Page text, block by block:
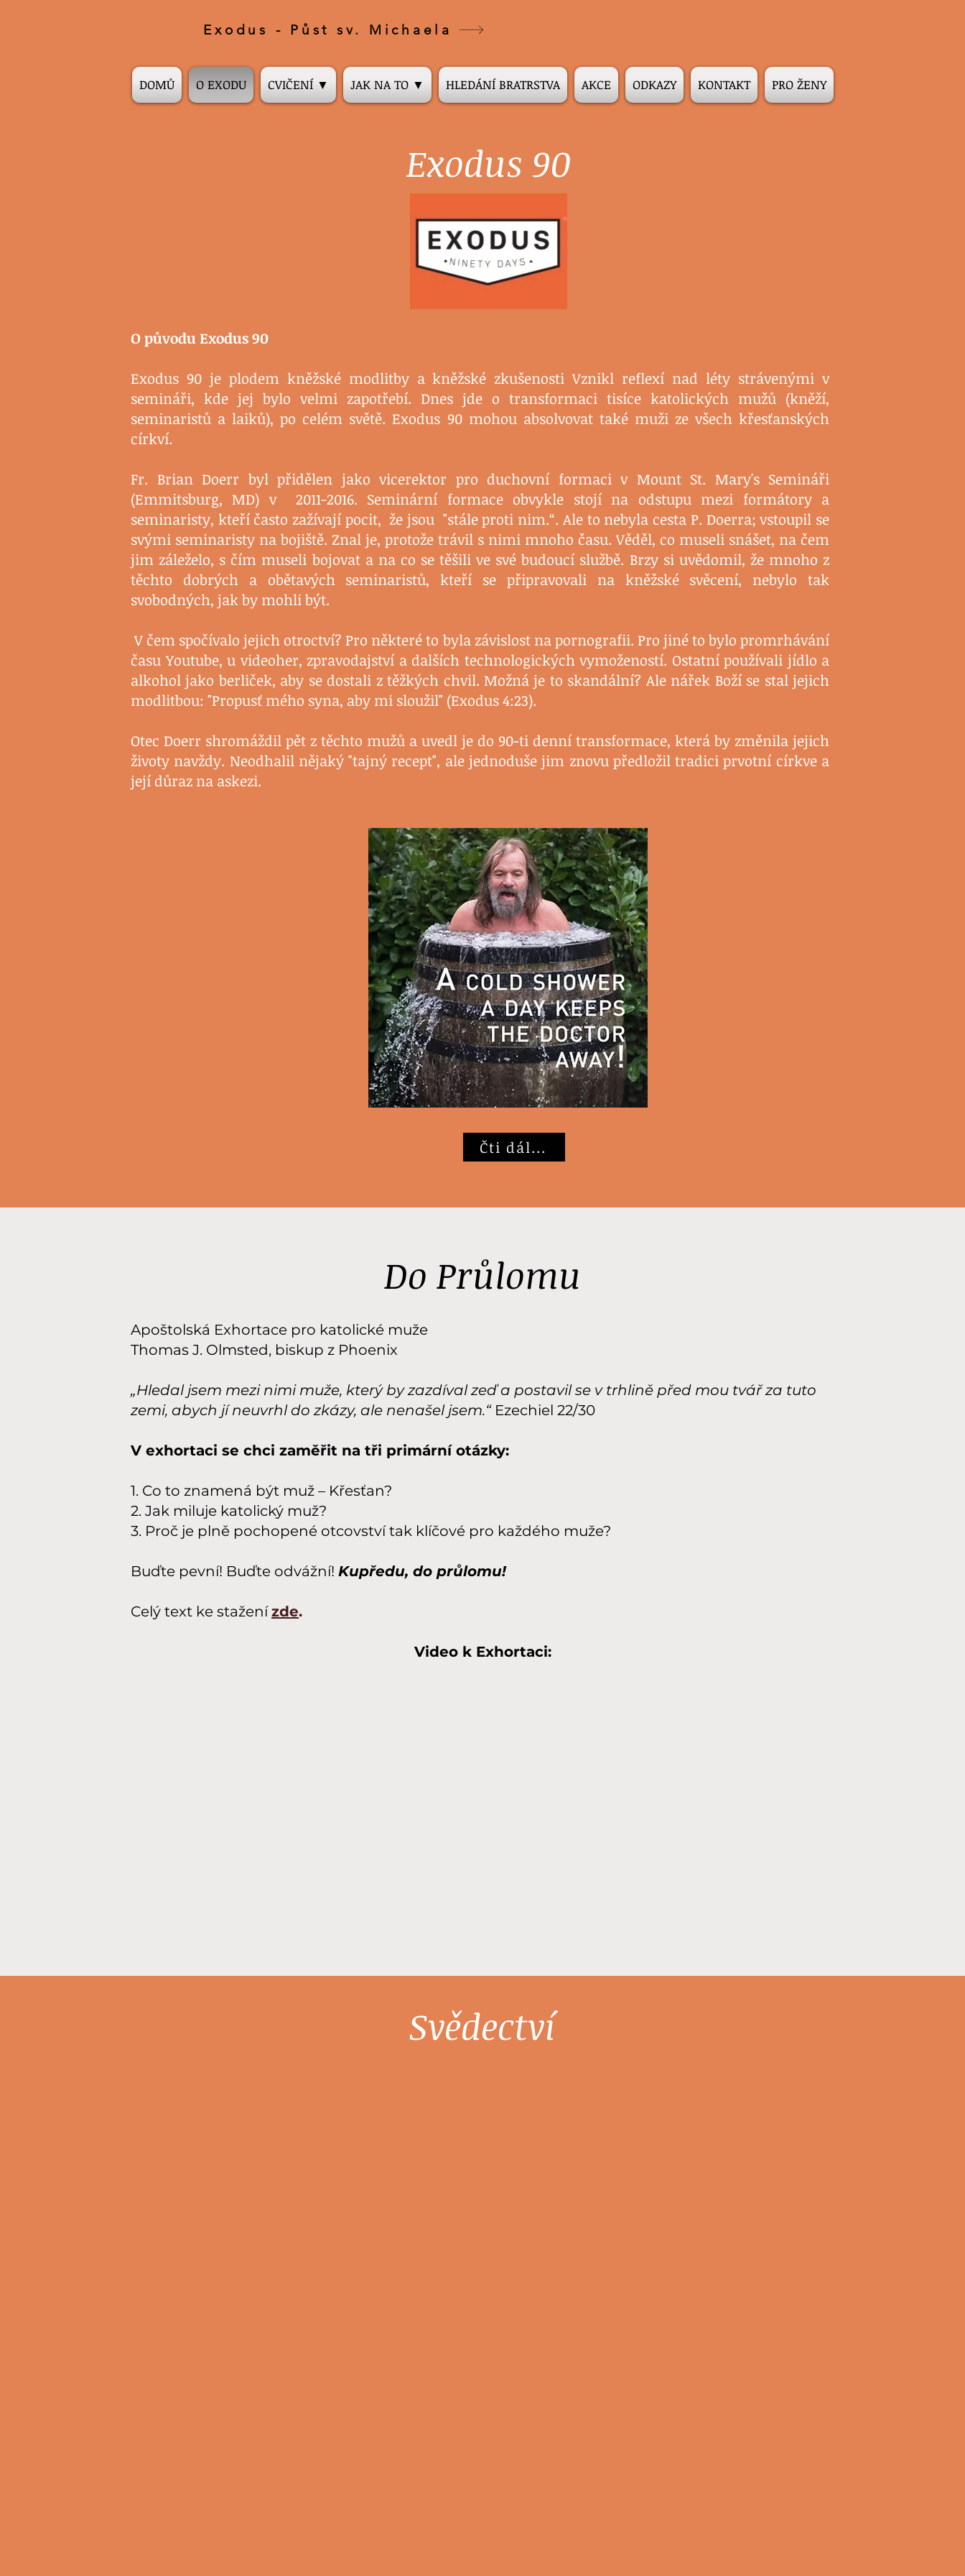
Exodus - Půst sv. Michaela
DOMŮ O EXODU CVIČENÍ ▼ JAK NA TO ▼ HLEDÁNÍ BRATRSTVA AKCE ODKAZY KONTAKT PRO ŽENY
Exodus 90
O původu Exodus 90
Exodus 90 je plodem kněžské modlitby a kněžské zkušenosti Vznikl reflexí nad léty strávenými v
semináři, kde jej bylo velmi zapotřebí. Dnes jde o transformaci tisíce katolických mužů (kněží,
seminaristů a laiků), po celém světě. Exodus 90 mohou absolvovat také muži ze všech křesťanských
církví.
Fr. Brian Doerr byl přidělen jako vicerektor pro duchovní formaci v Mount St. Mary's Semináři
(Emmitsburg, MD) v 2011-2016. Seminární formace obvykle stojí na odstupu mezi formátory a
seminaristy, kteří často zažívají pocit, že jsou "stále proti nim.“. Ale to nebyla cesta P. Doerra; vstoupil se
svými seminaristy na bojiště. Znal je, protože trávil s nimi mnoho času. Věděl, co museli snášet, na čem
jim záleželo, s čím museli bojovat a na co se těšili ve své budoucí službě. Brzy si uvědomil, že mnoho z
těchto dobrých a obětavých seminaristů, kteří se připravovali na kněžské svěcení, nebylo tak
svobodných, jak by mohli být.
V čem spočívalo jejich otroctví? Pro některé to byla závislost na pornografii. Pro jiné to bylo promrhávání
času Youtube, u videoher, zpravodajství a dalších technologických vymožeností. Ostatní používali jídlo a
alkohol jako berliček, aby se dostali z těžkých chvil. Možná je to skandální? Ale nářek Boží se stal jejich
modlitbou: "Propusť mého syna, aby mi sloužil" (Exodus 4:23).
Otec Doerr shromáždil pět z těchto mužů a uvedl je do 90-ti denní transformace, která by změnila jejich
životy navždy. Neodhalil nějaký "tajný recept", ale jednoduše jim znovu předložil tradici prvotní církve a
její důraz na askezi.
Čti dál...
Do Průlomu
Apoštolská Exhortace pro katolické muže
Thomas J. Olmsted, biskup z Phoenix
„Hledal jsem mezi nimi muže, který by zazdíval zeď a postavil se v trhlině před mou tvář za tuto
zemi, abych jí neuvrhl do zkázy, ale nenašel jsem.“Ezechiel 22/30
V exhortaci se chci zaměřit na tři primární otázky:
1. Co to znamená být muž – Křesťan?
2. Jak miluje katolický muž?
3. Proč je plně pochopené otcovství tak klíčové pro každého muže?
Buďte pevní! Buďte odvážní! Kupředu, do průlomu!
Celý text ke staženízde.
Video k Exhortaci:
Svědectví